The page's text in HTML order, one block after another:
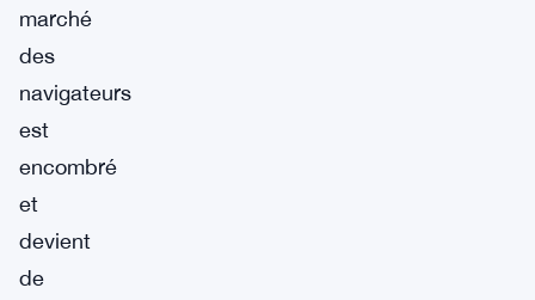
marché
des
navigateurs
est
encombré
et
devient
de